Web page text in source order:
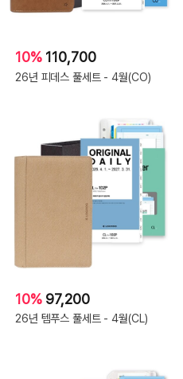
10% 110,700
26년 피데스 풀세트 - 4월(CO)
10% 97,200
26년 템푸스 풀세트 - 4월(CL)